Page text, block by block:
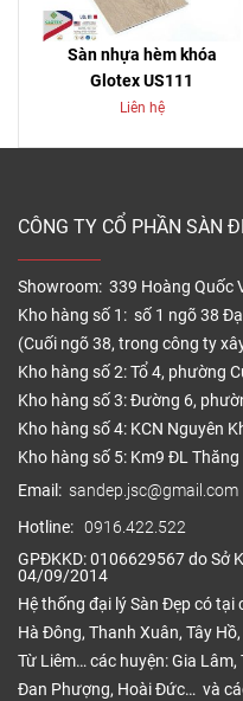
Sàn nhựa hèm khóa
Glotex US111
Liên hệ
CÔNG TY CỔ PHẦN SÀN
Showroom: 339 Hoàng Quốc
Kho hàng số 1: số 1 ngõ 38
(Cuối ngõ 38, trong công ty
Kho hàng số 2: Tổ 4, phường
Kho hàng số 3: Đường 6,
Kho hàng số 4: KCN Nguyên
Kho hàng số 5: Km9 ĐL
Email: sandep.jsc@gmail.com
Hotline: 0916.422.522
GPĐKKD: 0106629567 do Sở
04/09/2014
Hệ thống đại lý Sàn Đẹp có tại
Hà Đông, Thanh Xuân, Tây
Từ Liêm… các huyện: Gia
Đan Phượng, Hoài Đức… và